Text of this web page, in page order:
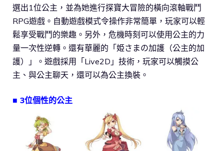
選出1位公主，並為她進行探寶大冒險的橫向滾軸戰鬥
RPG遊戲。自動遊戲模式令操作非常簡單，玩家可以輕
鬆享受戰鬥的樂趣。另外，危機時刻可以使用公主的力
量一次性逆轉。還有華麗的「姫さまの加護（公主的加
護）」。遊戲採用「Live2D」技術，玩家可以觸摸公
主、與公主聊天，還可以為公主換裝。
■ 3位個性的公主